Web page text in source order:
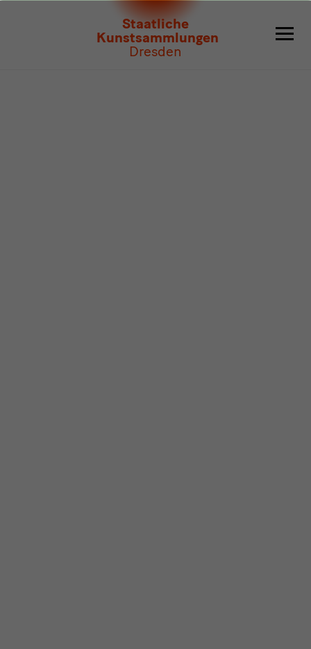
Staatliche
Kunstsammlungen
Dresden